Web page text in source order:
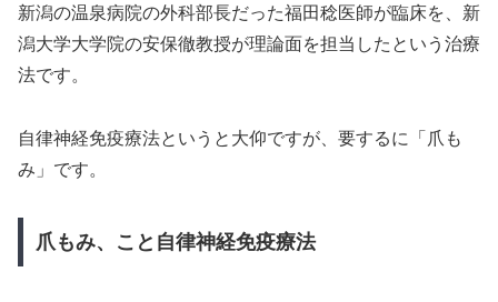
新潟の温泉病院の外科部長だった福田稔医師が臨床を、新
潟大学大学院の安保徹教授が理論面を担当したという治療
法です。
自律神経免疫療法というと大仰ですが、要するに「爪も
み」です。
爪もみ、こと自律神経免疫療法